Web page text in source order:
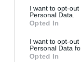
I want to opt-
Personal Data.
Opted In
I want to opt-
Personal Data
Opted In
Στο Λος
ζωγραφική,
φωτογραφίες.
τυχαία, στο